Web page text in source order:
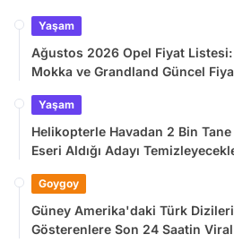
Yaşam
Ağustos 2026 Opel Fiyat
Mokka ve Grandland Güncel
Yaşam
Helikopterle Havadan 2 Bin Tane
Eseri Aldığı Adayı
Goygoy
Güney Amerika'daki Türk
Gösterenlere Son 24 Saatin